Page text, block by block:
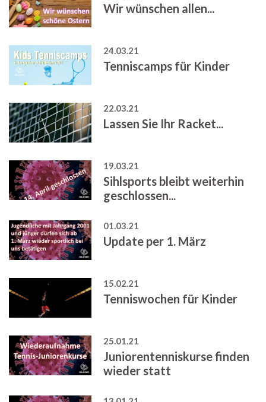
Wir wünschen allen...
24.03.21
Tenniscamps für Kinder
22.03.21
Lassen Sie Ihr Racket...
19.03.21
Sihlsports bleibt weiterhin
geschlossen...
01.03.21
Update per 1. März
15.02.21
Tenniswochen für Kinder
25.01.21
Juniorentenniskurse finden
wieder statt